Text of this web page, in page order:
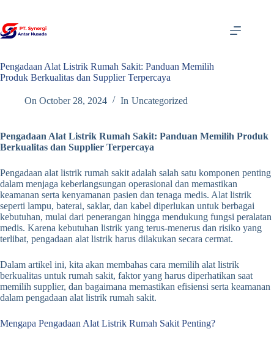
content
Pengadaan Alat Listrik Rumah Sakit: Panduan Memilih
Produk Berkualitas dan Supplier Terpercaya
On October 28, 2024 In Uncategorized
Pengadaan Alat Listrik Rumah Sakit: Panduan Memilih Produk
Berkualitas dan Supplier Terpercaya
Pengadaan alat listrik rumah sakit adalah salah satu komponen penting
dalam menjaga keberlangsungan operasional dan memastikan
keamanan serta kenyamanan pasien dan tenaga medis. Alat listrik
seperti lampu, baterai, saklar, dan kabel diperlukan untuk berbagai
kebutuhan, mulai dari penerangan hingga mendukung fungsi peralatan
medis. Karena kebutuhan listrik yang terus-menerus dan risiko yang
terlibat, pengadaan alat listrik harus dilakukan secara cermat.
Dalam artikel ini, kita akan membahas cara memilih alat listrik
berkualitas untuk rumah sakit, faktor yang harus diperhatikan saat
memilih supplier, dan bagaimana memastikan efisiensi serta keamanan
dalam pengadaan alat listrik rumah sakit.
Mengapa Pengadaan Alat Listrik Rumah Sakit Penting?